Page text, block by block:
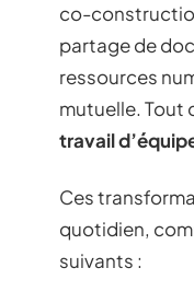
co-
partage de
ressources
mutuelle. Tout
travail
Ces
quotidien,
suivants :